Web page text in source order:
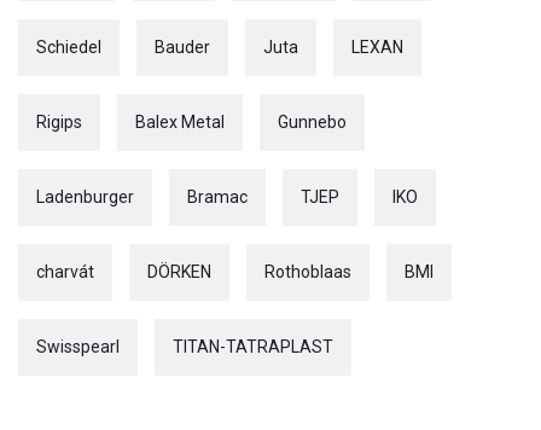
Schiedel Bauder Juta LEXAN
Rigips Balex Metal Gunnebo
Ladenburger Bramac TJEP IKO
charvát DÖRKEN Rothoblaas BMI
Swisspearl TITAN-TATRAPLAST